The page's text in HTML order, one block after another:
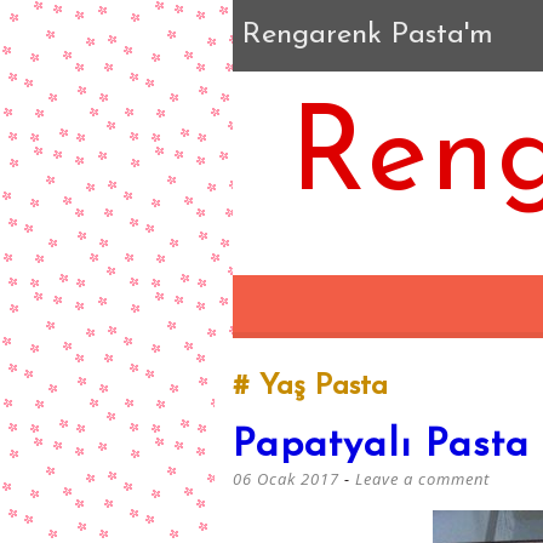
Rengarenk Pasta'm
Yaş Pasta
Papatyalı Pasta
06 Ocak 2017 Leave a comment